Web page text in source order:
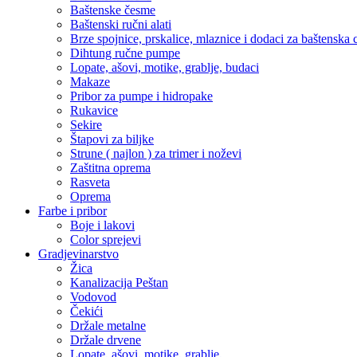
Baštenske česme
Baštenski ručni alati
Brze spojnice, prskalice, mlaznice i dodaci za baštenska
Dihtung ručne pumpe
Lopate, ašovi, motike, grablje, budaci
Makaze
Pribor za pumpe i hidropake
Rukavice
Sekire
Štapovi za biljke
Strune ( najlon ) za trimer i noževi
Zaštitna oprema
Rasveta
Oprema
Farbe i pribor
Boje i lakovi
Color sprejevi
Gradjevinarstvo
Žica
Kanalizacija Peštan
Vodovod
Čekići
Držale metalne
Držale drvene
Lopate, ašovi, motike, grablje,